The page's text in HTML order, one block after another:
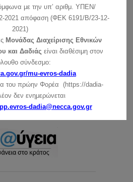
Χριστουγέννων και της
των Χριστουγέννων (25 –
με την υπ’ αριθμ. ΥΠΕΝ/
2021 απόφαση (ΦΕΚ 6191/Β/23-12-
2021)
Μονάδας Διαχείρισης Εθνικών
και Δαδιάς είναι διαθέσιμη στον
σύνδεσμο:
mu-evros-dadia
του πρώην Φορέα (https://dadia-
δεν ενημερώνεται
dadia@necca.gov.gr